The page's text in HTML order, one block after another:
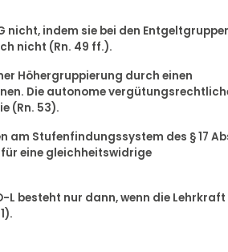
nicht, indem sie bei den
nicht (Rn. 49 ff.).
Höhergruppierung durch einen
Die autonome
(Rn. 53).
Stufenfindungssystem des § 17
eine gleichheitswidrige
L besteht nur dann, wenn die Lehrkraft